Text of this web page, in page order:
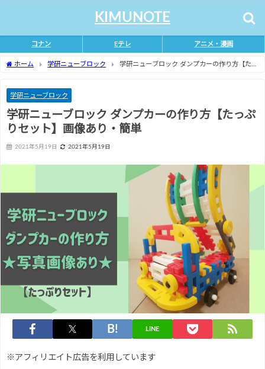
KIMUNOTE
コナン Eテレ アニメ・漫画
ホーム 学研ニューブロック
学研ニューブロック ダンプカーの作り方【たっ
学研ニューブロック
学研ニューブロック ダンプカーの作り方【たっぷ
りセット】画像あり・簡単
2021年5月19日 2021年5月19日
LINE
※アフィリエイト広告を利用しています